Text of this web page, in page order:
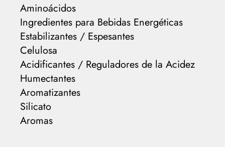
Aminoácidos
Ingredientes para Bebidas Energéticas
Estabilizantes / Espesantes
Celulosa
Acidificantes / Reguladores de la Acidez
Humectantes
Aromatizantes
Silicato
Aromas